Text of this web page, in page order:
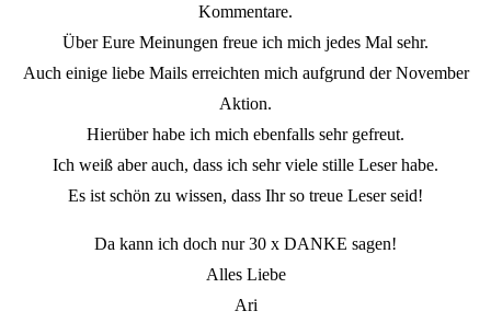
Kommentare.
Über Eure Meinungen freue ich mich jedes Mal sehr.
Auch einige liebe Mails erreichten mich aufgrund der November
Aktion.
Hierüber habe ich mich ebenfalls sehr gefreut.
Ich weiß aber auch, dass ich sehr viele stille Leser habe.
Es ist schön zu wissen, dass Ihr so treue Leser seid!
Da kann ich doch nur 30 x DANKE sagen!
Alles Liebe
Ari